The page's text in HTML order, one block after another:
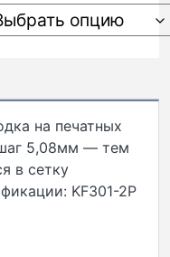
на печатных
5,08мм — тем
в сетку
KF301-2P